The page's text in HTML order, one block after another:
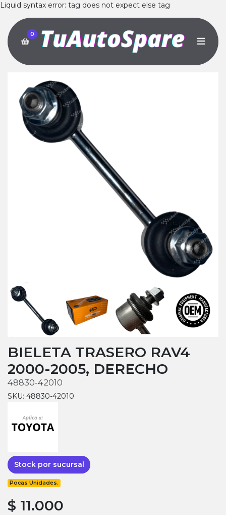
Liquid syntax error: tag does not expect else tag
0
BIELETA TRASERO RAV4
2000-2005, DERECHO
48830-42010
SKU: 48830-42010
Stock por sucursal
Pocas Unidades.
$ 11.000